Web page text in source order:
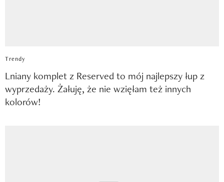
Trendy
Lniany komplet z Reserved to mój najlepszy łup z
wyprzedaży. Żałuję, że nie wzięłam też innych
kolorów!